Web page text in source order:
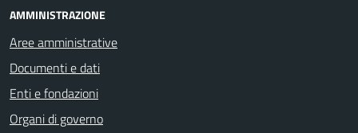
AMMINISTRAZIONE
Aree amministrative
Documenti e dati
Enti e fondazioni
Organi di governo